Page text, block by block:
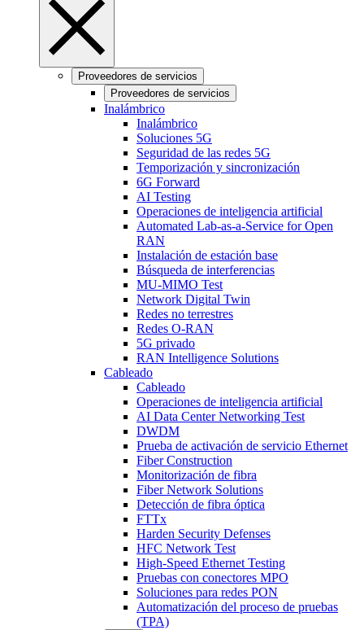
Proveedores de servicios
Proveedores de servicios
Inalámbrico
Inalámbrico
Soluciones 5G
Seguridad de las redes 5G
Temporización y sincronización
6G Forward
AI Testing
Operaciones de inteligencia artificial
Automated Lab-as-a-Service for Open
RAN
Instalación de estación base
Búsqueda de interferencias
MU-MIMO Test
Network Digital Twin
Redes no terrestres
Redes O-RAN
5G privado
RAN Intelligence Solutions
Cableado
Cableado
Operaciones de inteligencia artificial
AI Data Center Networking Test
DWDM
Prueba de activación de servicio Ethernet
Fiber Construction
Monitorización de fibra
Fiber Network Solutions
Detección de fibra óptica
FTTx
Harden Security Defenses
HFC Network Test
High-Speed Ethernet Testing
Pruebas con conectores MPO
Soluciones para redes PON
Automatización del proceso de pruebas
(TPA)